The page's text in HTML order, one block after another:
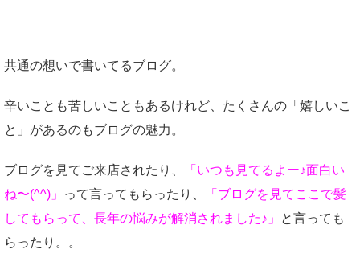
共通の想いで書いてるブログ。
辛いことも苦しいこともあるけれど、たくさんの「嬉しいこ
と」があるのもブログの魅力。
ブログを見てご来店されたり、
「いつも見てるよー♪面白い
ね〜(^^)」
って言ってもらったり、
「ブログを見てここで髪
してもらって、長年の悩みが解消されました♪」
と言っても
らったり。。